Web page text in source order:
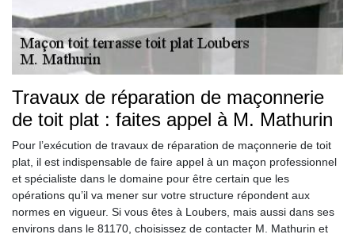
Travaux de réparation de maçonnerie
de toit plat : faites appel à M. Mathurin
Pour l’exécution de travaux de réparation de maçonnerie de toit
plat, il est indispensable de faire appel à un maçon professionnel
et spécialiste dans le domaine pour être certain que les
opérations qu’il va mener sur votre structure répondent aux
normes en vigueur. Si vous êtes à Loubers, mais aussi dans ses
environs dans le 81170, choisissez de contacter M. Mathurin et